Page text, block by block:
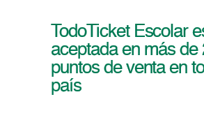
TodoTicket Escolar
aceptada en más de
puntos de venta en
país